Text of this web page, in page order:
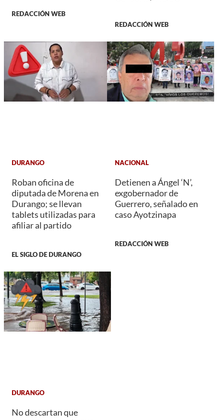
REDACCIÓN WEB
REDACCIÓN WEB
DURANGO
Roban oficina de
diputada de Morena en
Durango; se llevan
tablets utilizadas para
afiliar al partido
EL SIGLO DE DURANGO
NACIONAL
Detienen a Ángel ‘N’,
exgobernador de
Guerrero, señalado en
caso Ayotzinapa
REDACCIÓN WEB
DURANGO
No descartan que